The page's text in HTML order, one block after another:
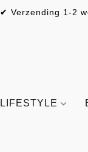
✔ Verzending 1-2
LIFESTYLE